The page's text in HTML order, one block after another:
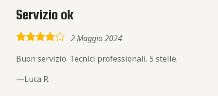
Servizio ok
4,0
2 Maggio 2024
Buon servizio. Tecnici professionali. 5 stelle.
Luca R.